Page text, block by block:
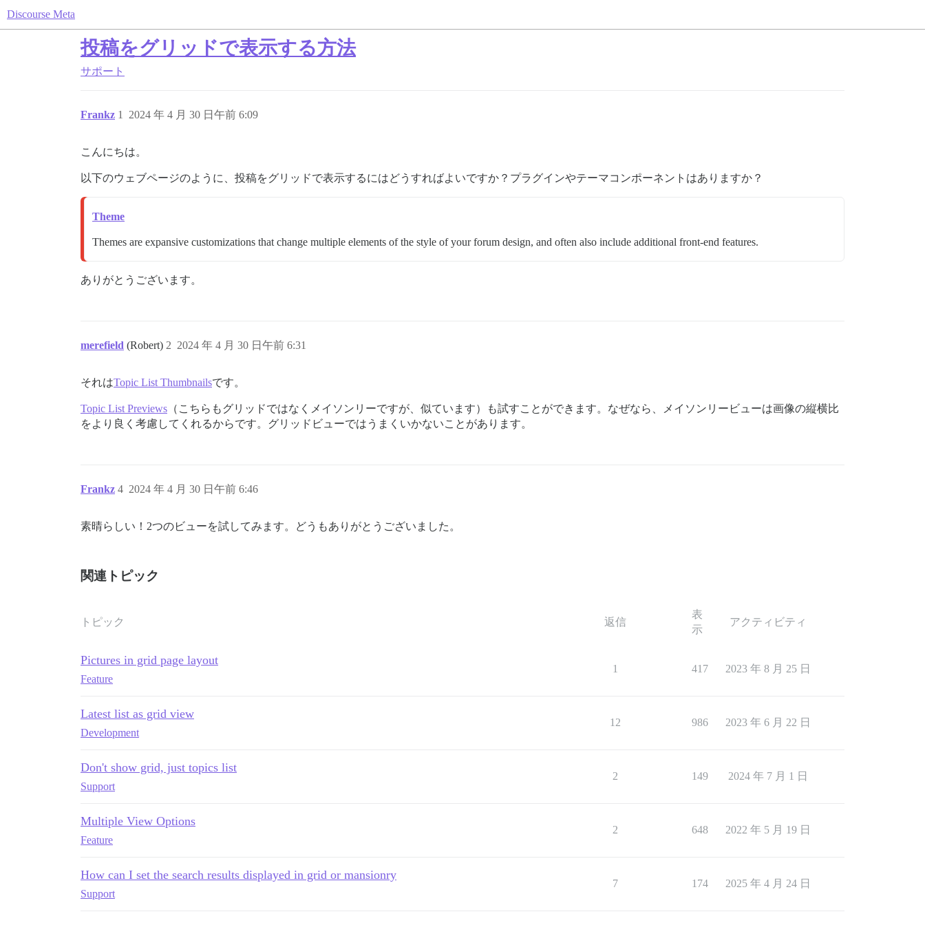
Discourse Meta
投稿をグリッドで表示する方法
サポート
Frankz 2024 年 4 月 30 日午前 6:09
1
こんにちは。
以下のウェブページのように、投稿をグリッドで表示するにはどうすればよいですか？プラグインやテーマコンポーネントはありますか？
Theme
Themes are expansive customizations that change multiple elements of the style of your forum design, and often also include additional front-end features.
ありがとうございます。
merefield (Robert) 2024 年 4 月 30 日午前 6:31
2
それはTopic List Thumbnailsです。
Topic List Previews （こちらもグリッドではなくメイソンリーですが、似ています）も試すことができます。なぜなら、メイソンリービューは画像の縦横比
をより良く考慮してくれるからです。グリッドビューではうまくいかないことがあります。
Frankz 2024 年 4 月 30 日午前 6:46
4
素晴らしい！2つのビューを試してみます。どうもありがとうございました。
関連トピック
トピック 返信
表
示
アクティビティ
Pictures in grid page layout
Feature
1 417 2023 年 8 月 25 日
Latest list as grid view
Development
12 986 2023 年 6 月 22 日
Don't show grid, just topics list
Support
2 149 2024 年 7 月 1 日
Multiple View Options
Feature
2 648 2022 年 5 月 19 日
How can I set the search results displayed in grid or mansionry
Support
7 174 2025 年 4 月 24 日